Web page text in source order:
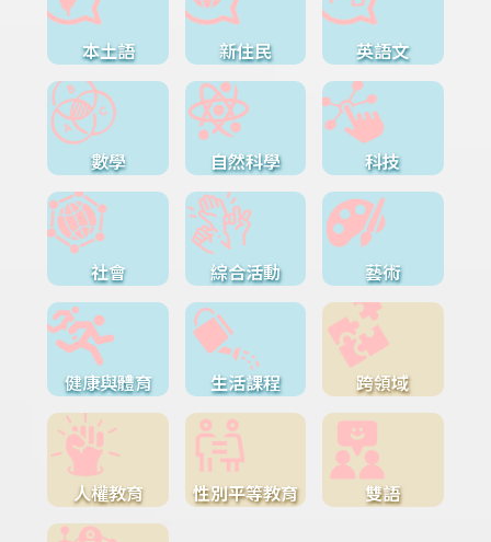
本土語 新住民 英語文
數學 自然科學 科技
社會 綜合活動 藝術
健康與體育 生活課程 跨領域
人權教育 性別平等教育 雙語